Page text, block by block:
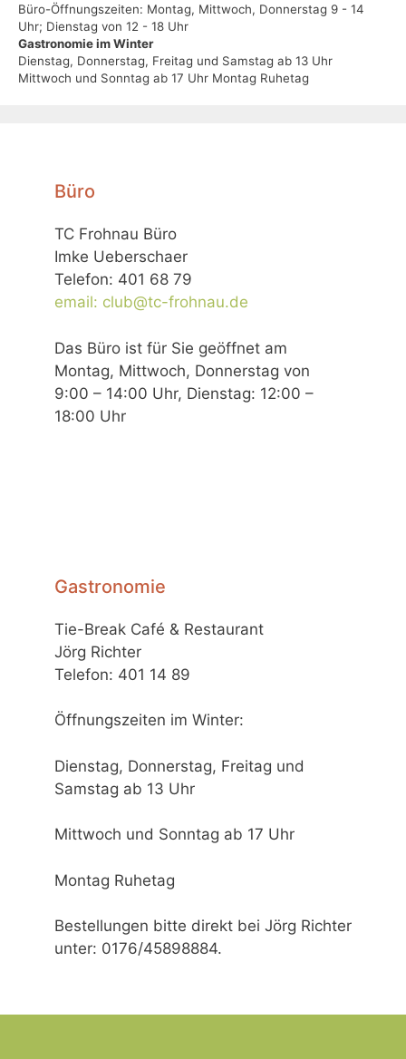
Büro-Öffnungszeiten: Montag, Mittwoch, Donnerstag 9 - 14
Uhr; Dienstag von 12 - 18 Uhr
Gastronomie im Winter
Dienstag, Donnerstag, Freitag und Samstag ab 13 Uhr
Mittwoch und Sonntag ab 17 Uhr Montag Ruhetag
Büro
TC Frohnau Büro
Imke Ueberschaer
Telefon: 401 68 79
email: club@tc-frohnau.de
Das Büro ist für Sie geöffnet am
Montag, Mittwoch, Donnerstag von
9:00 – 14:00 Uhr, Dienstag: 12:00 –
18:00 Uhr
Gastronomie
Tie-Break Café & Restaurant
Jörg Richter
Telefon: 401 14 89
Öffnungszeiten im Winter:
Dienstag, Donnerstag, Freitag und
Samstag ab 13 Uhr
Mittwoch und Sonntag ab 17 Uhr
Montag Ruhetag
Bestellungen bitte direkt bei Jörg Richter
unter: 0176/45898884.